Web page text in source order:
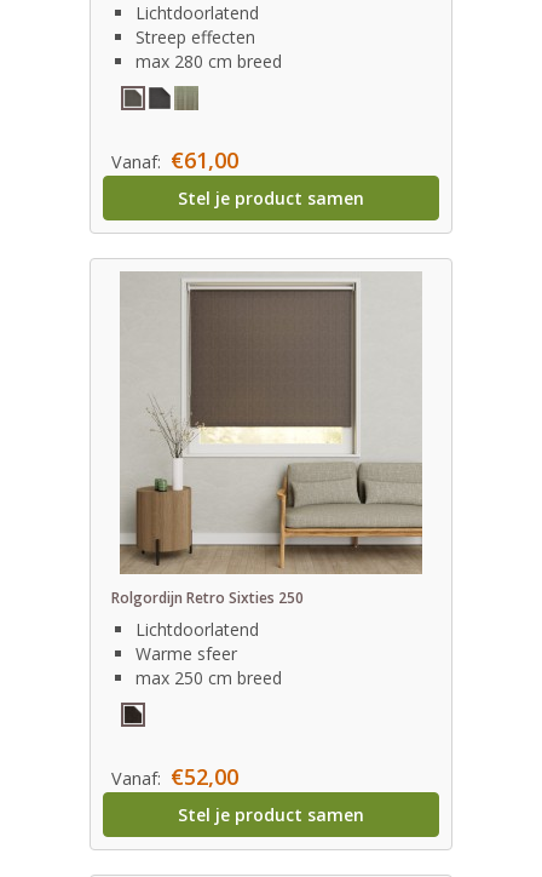
Lichtdoorlatend
Streep effecten
max 280 cm breed
Vanaf: €61,00
Stel je product samen
Rolgordijn Retro Sixties 250
Lichtdoorlatend
Warme sfeer
max 250 cm breed
Vanaf: €52,00
Stel je product samen